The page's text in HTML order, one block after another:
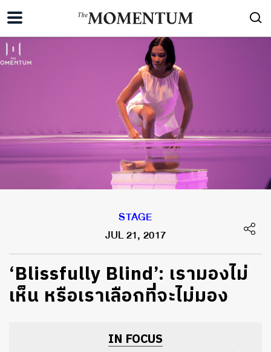
STAGE
JUL 21, 2017
‘Blissfully Blind’: เรามองไม่
เห็น หรือเราเลือกที่จะไม่มอง
IN FOCUS